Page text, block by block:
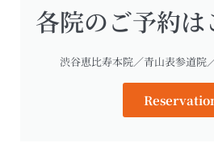
各院のご予約は
渋谷恵比寿本院／青山表参道院